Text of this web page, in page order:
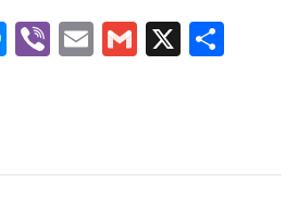
Messenger
ViberEmailGmail
X